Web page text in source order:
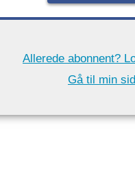
Allerede abonnent?
Gå til min